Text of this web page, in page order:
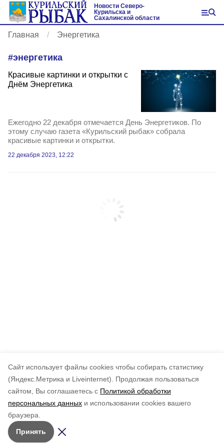
Cайт использует файлы cookies чтобы собирать статистику
(Яндекс.Метрика и Liveinternet).
Продолжая пользоваться
сайтом, Вы соглашаетесь с Политикой обработки
персональных данных и использовании cookies вашего
браузера.
Принять
Новости Северо-
Курильска и
Сахалинской области
Главная Энергетика
#энергетика
Красивые картинки и открытки с
Днём Энергетика
Ежегодно 22 декабря отмечается День Энергетиков. По
этому случаю газета «Курильский рыбак» собрала
красивые картинки и открытки.
22 декабря 2023, 12:22